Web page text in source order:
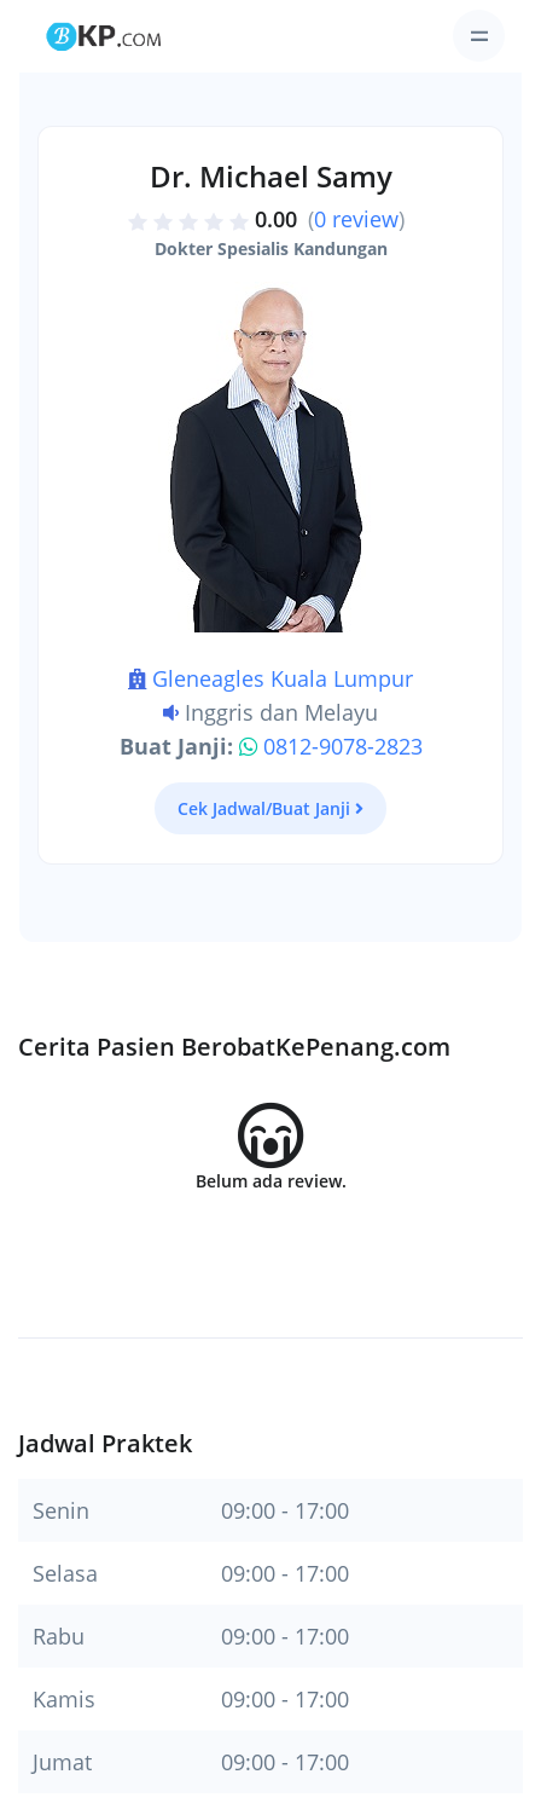
Dr. Michael Samy
0.00 (0 review)
Dokter Spesialis Kandungan
Gleneagles Kuala Lumpur
Inggris dan Melayu
Buat Janji:
0812-9078-2823
Cek Jadwal/Buat Janji
Cerita Pasien BerobatKePenang.com
Belum ada review.
Jadwal Praktek
Senin 09:00 - 17:00
Selasa 09:00 - 17:00
Rabu 09:00 - 17:00
Kamis 09:00 - 17:00
Jumat 09:00 - 17:00